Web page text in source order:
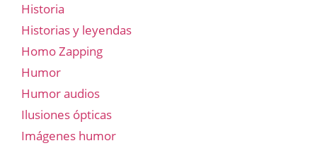
Historia
Historias y leyendas
Homo Zapping
Humor
Humor audios
Ilusiones ópticas
Imágenes humor